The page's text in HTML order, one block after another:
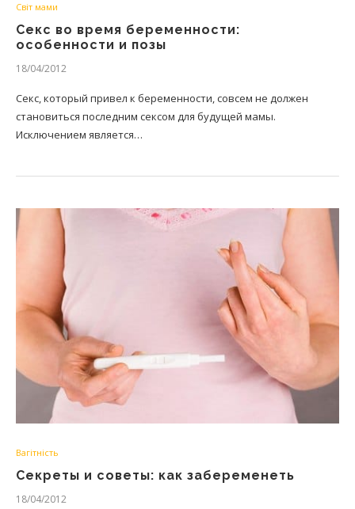
Світ мами
Секс во время беременности:
особенности и позы
18/04/2012
Секс, который привел к беременности, совсем не должен
становиться последним сексом для будущей мамы.
Исключением является…
Вагітність
Секреты и советы: как забеременеть
18/04/2012